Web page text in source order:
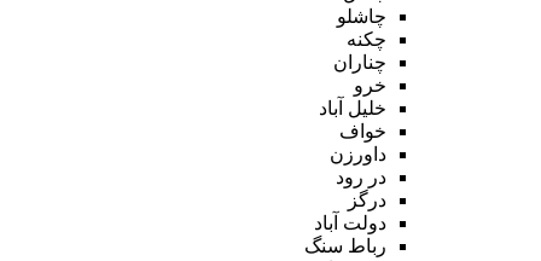
چاشلو
چکنه
چناران
خرو
خلیل آباد
خواف
داورزن
در رود
درگز
دولت آباد
رباط سنگ